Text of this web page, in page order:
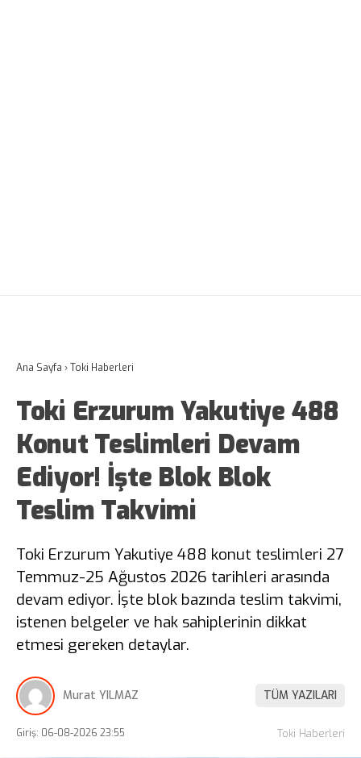
Ana Sayfa ›Toki Haberleri
Toki Erzurum Yakutiye 488
Konut Teslimleri Devam
Ediyor! İşte Blok Blok
Teslim Takvimi
Toki Erzurum Yakutiye 488 konut teslimleri 27
Temmuz-25 Ağustos 2026 tarihleri arasında
devam ediyor. İşte blok bazında teslim takvimi,
istenen belgeler ve hak sahiplerinin dikkat
etmesi gereken detaylar.
Murat YILMAZ TÜM YAZILARI
Giriş: 06-08-2026 23:55 Toki Haberleri